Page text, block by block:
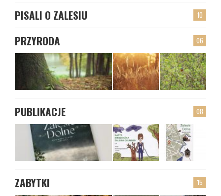
10
PISALI O ZALESIU
06
PRZYRODA
08
PUBLIKACJE
15
ZABYTKI